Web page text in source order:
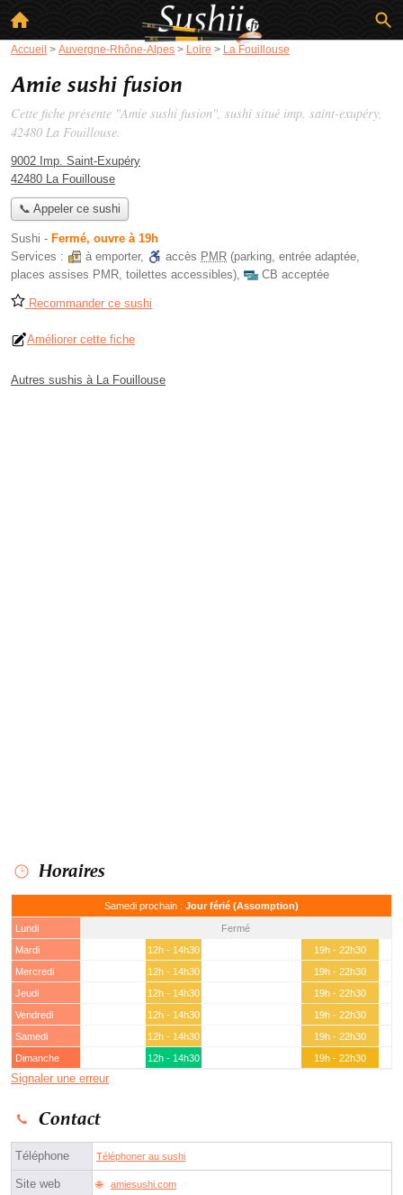
Accueil > Auvergne-Rhône-Alpes > Loire > La Fouillouse
Amie sushi fusion
Cette fiche présente "Amie sushi fusion", sushi situé imp. saint-exupéry,
42480 La Fouillouse.
9002 Imp. Saint-Exupéry
42480 La Fouillouse
📞 Appeler ce sushi
Sushi - Fermé, ouvre à 19h
Services :
à emporter, accès PMR (parking, entrée adaptée,
places assises PMR, toilettes accessibles), CB acceptée
Recommander ce sushi
Améliorer cette fiche
Autres sushis à La Fouillouse
Horaires
Samedi prochain : Jour férié (Assomption)
Lundi
Fermé
Mardi
12h - 14h30
19h - 22h30
Mercredi
12h - 14h30
19h - 22h30
Jeudi
12h - 14h30
19h - 22h30
Vendredi
12h - 14h30
19h - 22h30
Samedi
12h - 14h30
19h - 22h30
Dimanche
12h - 14h30 19h - 22h30
Signaler une erreur
Contact
Téléphone Téléphoner au sushi
Site web amiesushi.com